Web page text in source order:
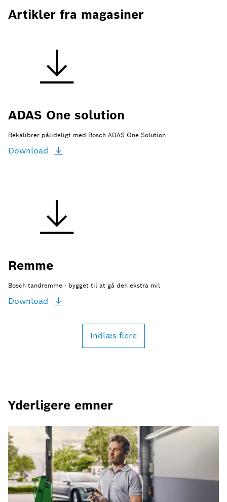
Artikler fra magasiner
ADAS One solution
Rekalibrer pålideligt med Bosch ADAS One Solution
Download
Remme
Bosch tandremme - bygget til at gå den ekstra mil
Download
Indlæs flere
Yderligere emner